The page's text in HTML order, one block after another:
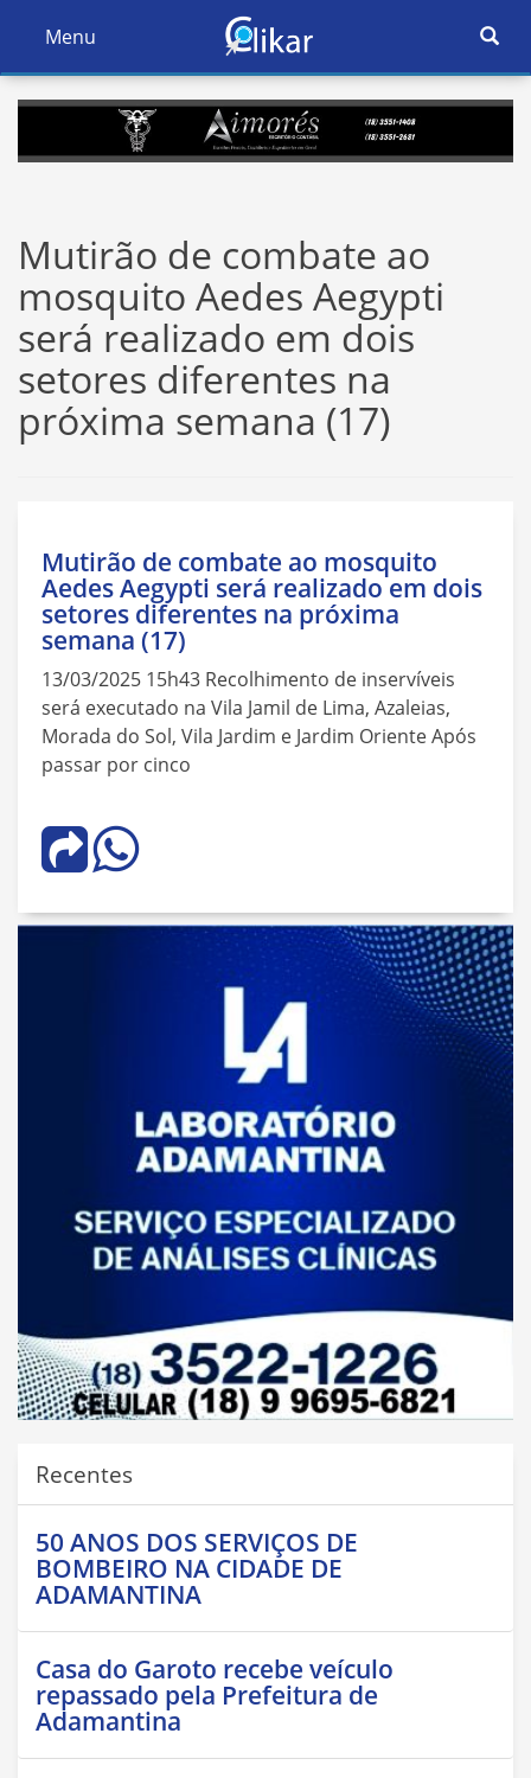
Ativar
Navegação
Menu
Ativar
Mutirão de combate ao
mosquito Aedes Aegypti
será realizado em dois
setores diferentes na
próxima semana (17)
Mutirão de combate ao mosquito
Aedes Aegypti será realizado em dois
setores diferentes na próxima
semana (17)
13/03/2025 15h43 Recolhimento de inservíveis
será executado na Vila Jamil de Lima, Azaleias,
Morada do Sol, Vila Jardim e Jardim Oriente Após
passar por cinco
Recentes
50 ANOS DOS SERVIÇOS DE
BOMBEIRO NA CIDADE DE
ADAMANTINA
Casa do Garoto recebe veículo
repassado pela Prefeitura de
Adamantina